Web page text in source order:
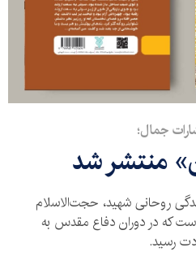
جمال؛
منتشر شد
روحانی شهید، حجت‌الاسلام
که در دوران دفاع مقدس به
رسید.